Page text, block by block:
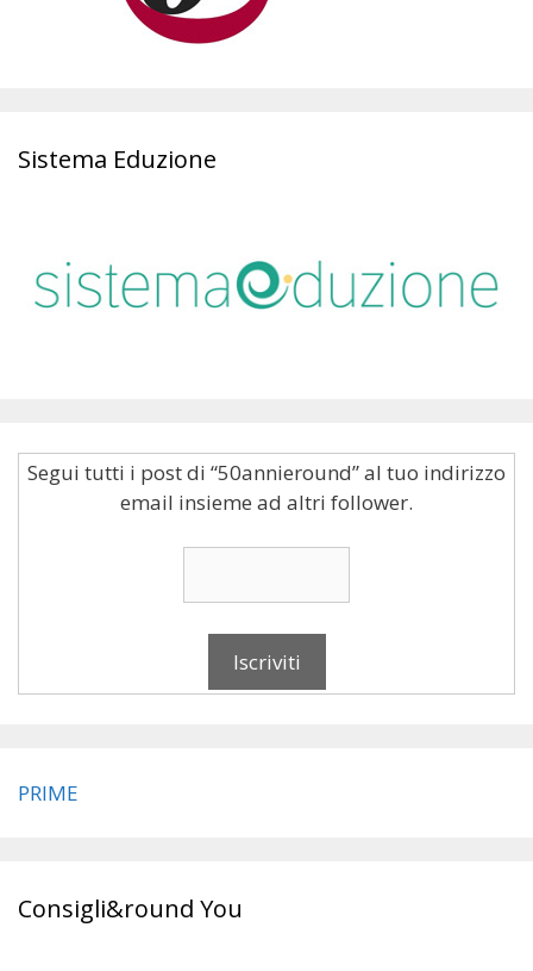
Sistema Eduzione
Segui tutti i post di “50annieround” al tuo indirizzo
email insieme ad altri follower.
PRIME
Consigli&round You